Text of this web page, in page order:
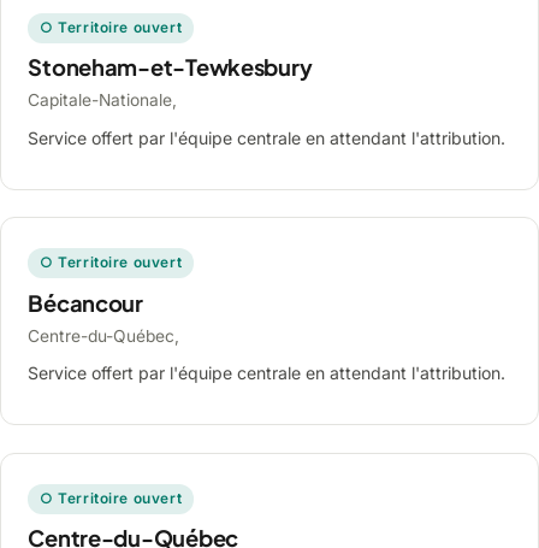
○ Territoire ouvert
Stoneham-et-Tewkesbury
Capitale-Nationale,
Service offert par l'équipe centrale en attendant l'attribution.
○ Territoire ouvert
Bécancour
Centre-du-Québec,
Service offert par l'équipe centrale en attendant l'attribution.
○ Territoire ouvert
Centre-du-Québec